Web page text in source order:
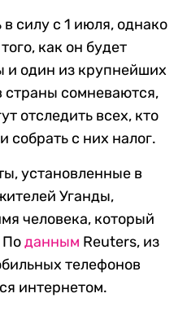
силу с 1 июля, однако
как он будет
и один из крупнейших
сомневаются,
отследить всех, кто
собрать с них налог.
установленные в
Уганды,
человека, который
Поданным Reuters, из
телефонов
интернетом.